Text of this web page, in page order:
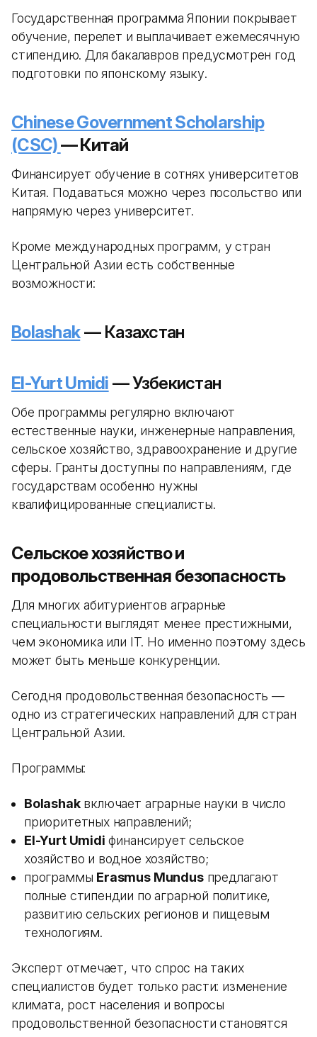
Государственная программа Японии покрывает
обучение, перелет и выплачивает ежемесячную
стипендию. Для бакалавров предусмотрен год
подготовки по японскому языку.
Chinese Government Scholarship
(CSC)— Китай
Финансирует обучение в сотнях университетов
Китая. Подаваться можно через посольство или
напрямую через университет.
Кроме международных программ, у стран
Центральной Азии есть собственные
возможности:
Bolashak— Казахстан
El-Yurt Umidi — Узбекистан
Обе программы регулярно включают
естественные науки, инженерные направления,
сельское хозяйство, здравоохранение и другие
сферы. Гранты доступны по направлениям, где
государствам особенно нужны
квалифицированные специалисты.
Сельское хозяйство и
продовольственная безопасность
Для многих абитуриентов аграрные
специальности выглядят менее престижными,
чем экономика или IT. Но именно поэтому здесь
может быть меньше конкуренции.
Сегодня продовольственная безопасность —
одно из стратегических направлений для стран
Центральной Азии.
Программы:
Bolashakвключает аграрные науки в число
приоритетных направлений;
El-Yurt Umidi финансирует сельское
хозяйство и водное хозяйство;
программы Erasmus Mundusпредлагают
полные стипендии по аграрной политике,
развитию сельских регионов и пищевым
технологиям.
Эксперт отмечает, что спрос на таких
специалистов будет только расти: изменение
климата, рост населения и вопросы
продовольственной безопасности становятся